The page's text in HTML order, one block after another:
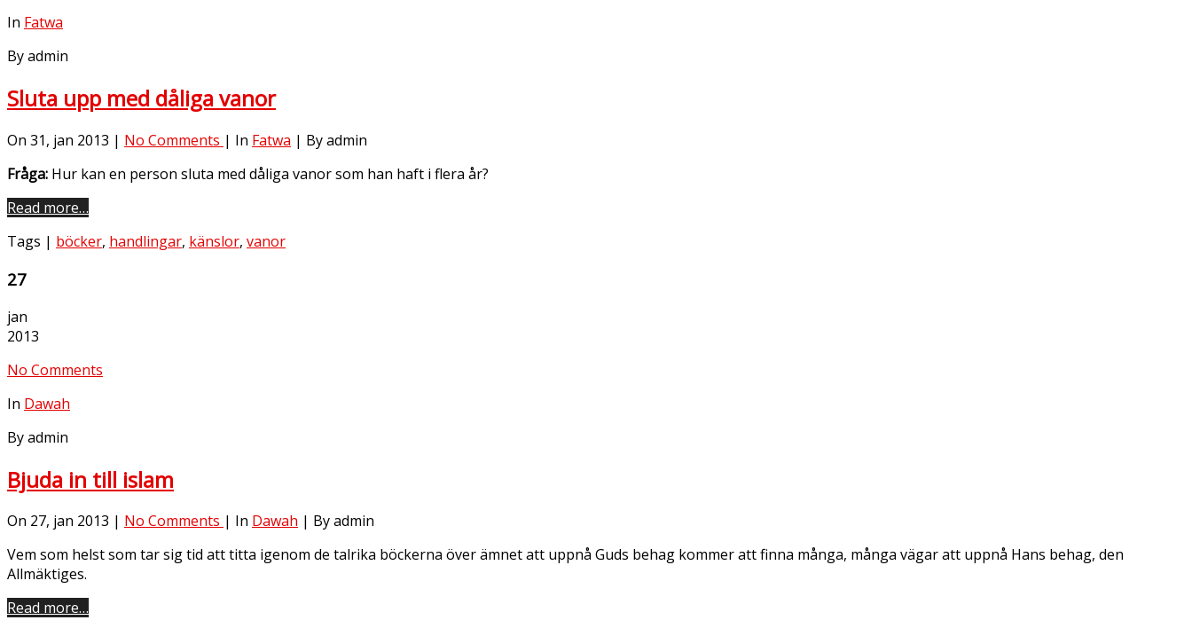
In Fatwa
By admin
Sluta upp med dåliga vanor
On 31, jan 2013 | No Comments | In Fatwa | By admin
Fråga: Hur kan en person sluta med dåliga vanor som han haft i flera år?
Read more…
Tags | böcker, handlingar, känslor, vanor
27
jan
2013
No Comments
In Dawah
By admin
Bjuda in till islam
On 27, jan 2013 | No Comments | In Dawah | By admin
Vem som helst som tar sig tid att titta igenom de talrika böckerna över ämnet att uppnå Guds behag kommer att finna många, många vägar att uppnå Hans behag, den
Allmäktiges.
Read more…